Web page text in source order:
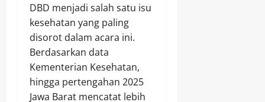
DBD menjadi salah satu isu
kesehatan yang paling
disorot dalam acara ini.
Berdasarkan data
Kementerian Kesehatan,
hingga pertengahan 2025
Jawa Barat mencatat lebih